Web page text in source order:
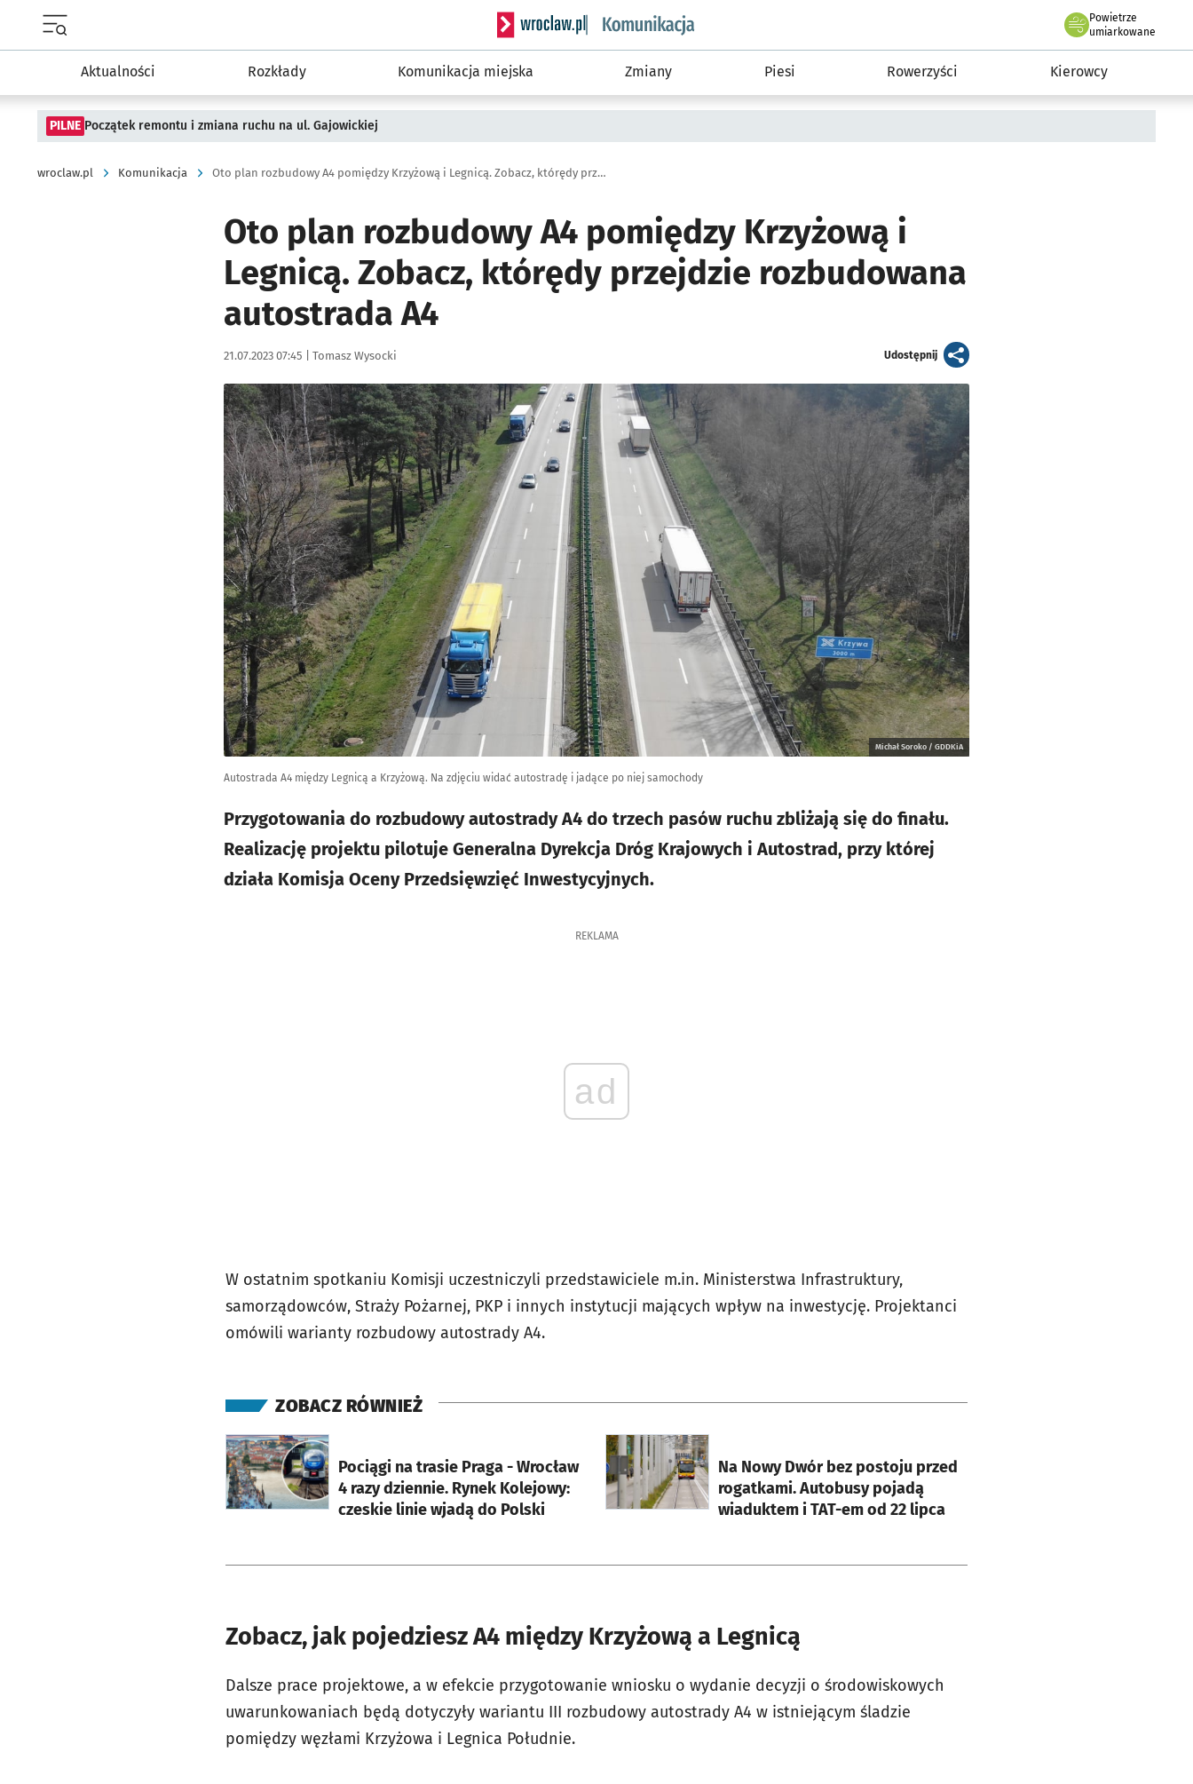
Serwis informacyjny wroclaw.pl podserwis: Komunikacja
Powietrze
we Wrocławiu
umiarkowane
Aktualności Rozkłady Komunikacja miejska Zmiany Piesi Rowerzyści Kierowcy
PILNE Początek remontu i zmiana ruchu na ul. Gajowickiej
wroclaw.pl Komunikacja Oto plan rozbudowy A4 pomiędzy Krzyżową i Legnicą. Zobacz, którędy przejdzie rozbudowana autostrada A4
Oto plan rozbudowy A4 pomiędzy Krzyżową i
Legnicą. Zobacz, którędy przejdzie rozbudowana
autostrada A4
Data publikacji:
21.07.2023 07:45 | Autor:
Tomasz Wysocki Udostępnijartykuł
Kliknij, aby powiększyć
Michał Soroko / GDDKiA
Autostrada A4 między Legnicą a Krzyżową. Na zdjęciu widać autostradę i jadące po niej samochody
Przygotowania do rozbudowy autostrady A4 do trzech pasów ruchu zbliżają się do finału.
Realizację projektu pilotuje Generalna Dyrekcja Dróg Krajowych i Autostrad, przy której
działa Komisja Oceny Przedsięwzięć Inwestycyjnych.
REKLAMA
ad
W ostatnim spotkaniu Komisji uczestniczyli przedstawiciele m.in. Ministerstwa Infrastruktury,
samorządowców, Straży Pożarnej, PKP i innych instytucji mających wpływ na inwestycję. Projektanci
omówili warianty rozbudowy autostrady A4.
ZOBACZ RÓWNIEŻ
Pociągi na trasie Praga - Wrocław
4 razy dziennie. Rynek Kolejowy:
czeskie linie wjadą do Polski
otworzy się w nowej karcie
Na Nowy Dwór bez postoju przed
rogatkami. Autobusy pojadą
wiaduktem i TAT-em od 22 lipca
otworzy się w nowej karcie
Zobacz, jak pojedziesz A4 między Krzyżową a Legnicą
Dalsze prace projektowe, a w efekcie przygotowanie wniosku o wydanie decyzji o środowiskowych
uwarunkowaniach będą dotyczyły wariantu III rozbudowy autostrady A4 w istniejącym śladzie
pomiędzy węzłami Krzyżowa i Legnica Południe.